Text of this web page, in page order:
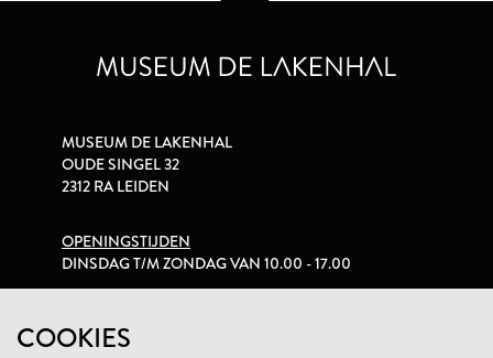
COOKIES
MUSEUM DE LAKENHAL
OUDE SINGEL 32
2312 RA LEIDEN
OPENINGSTIJDEN
DINSDAG T/M ZONDAG VAN 10.00 - 17.00